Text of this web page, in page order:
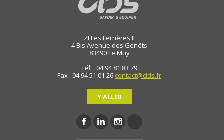
ZI Les Ferrières II
4 Bis Avenue des Genêts
83490Le Muy
Tél. : 04 94 81 83 79
Fax : 04 94 51 01 26 contact@cids.fr
Y ALLER